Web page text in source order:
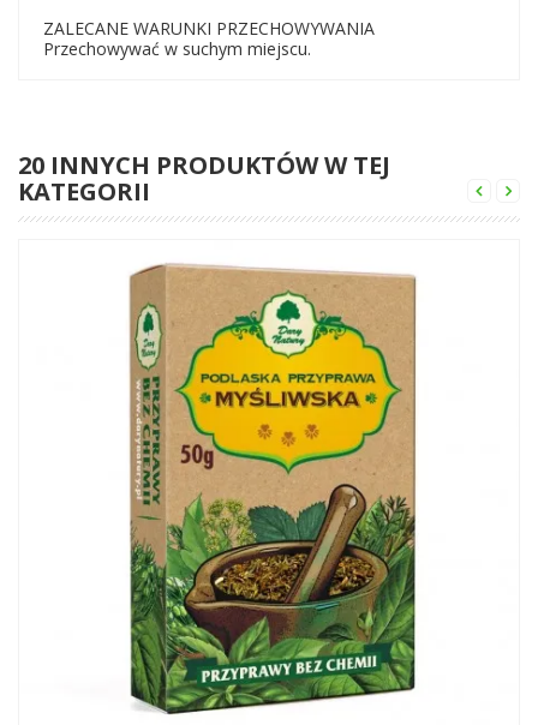
ZALECANE WARUNKI PRZECHOWYWANIA
Przechowywać w suchym miejscu.
20 INNYCH PRODUKTÓW W TEJ
KATEGORII